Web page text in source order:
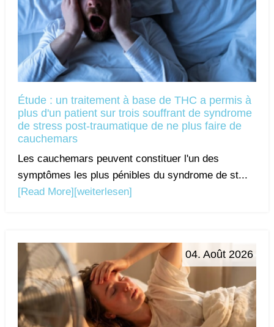
Étude : un traitement à base de THC a permis à
plus d'un patient sur trois souffrant de syndrome
de stress post-traumatique de ne plus faire de
cauchemars
Les cauchemars peuvent constituer l'un des
symptômes les plus pénibles du syndrome de st...
[Read More] [weiterlesen]
04. Août 2026